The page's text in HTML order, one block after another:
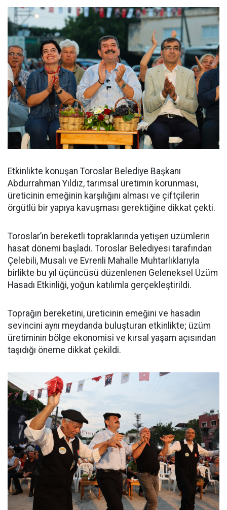
Etkinlikte konuşan Toroslar Belediye Başkanı
Abdurrahman Yıldız, tarımsal üretimin korunması,
üreticinin emeğinin karşılığını alması ve çiftçilerin
örgütlü bir yapıya kavuşması gerektiğine dikkat çekti.
Toroslar’ın bereketli topraklarında yetişen üzümlerin
hasat dönemi başladı. Toroslar Belediyesi tarafından
Çelebili, Musalı ve Evrenli Mahalle Muhtarlıklarıyla
birlikte bu yıl üçüncüsü düzenlenen Geleneksel Üzüm
Hasadı Etkinliği, yoğun katılımla gerçekleştirildi.
Toprağın bereketini, üreticinin emeğini ve hasadın
sevincini aynı meydanda buluşturan etkinlikte; üzüm
üretiminin bölge ekonomisi ve kırsal yaşam açısından
taşıdığı öneme dikkat çekildi.